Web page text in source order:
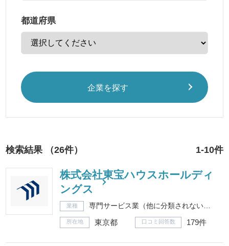
都道府県
企業を探す
検索結果 （26件） 1-10件
株式会社東宝ハウスホールディ
ングス
業種 専門サービス業（他に分類されないもの）
所在地 東京都 口コミ回答数 179件